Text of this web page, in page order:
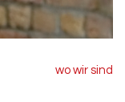
wo wir sind